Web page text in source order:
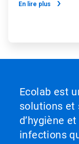
En lire plus
Ecolab est
solutions et
d’hygiène
infections